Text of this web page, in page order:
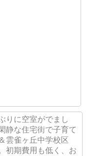
に空室がでまし
静な住宅街で子育て
雲雀ヶ丘中学校区
初期費用も低く、お